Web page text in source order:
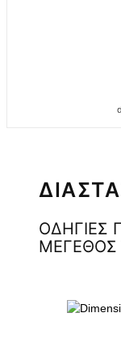
ΟΔΗΓΙΕΣ
ΜΕΓΕΘΟΣ